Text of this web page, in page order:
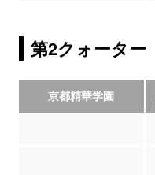
第2クォーター
京都精華学園